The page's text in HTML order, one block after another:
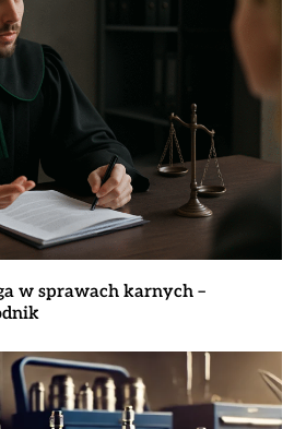
w sprawach karnych –